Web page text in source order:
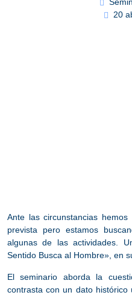
20
Ante las circunstancias
prevista pero estamos
algunas de las actividades.
Sentido Busca al Hombre», en
El seminario aborda la
contrasta con un dato histórico